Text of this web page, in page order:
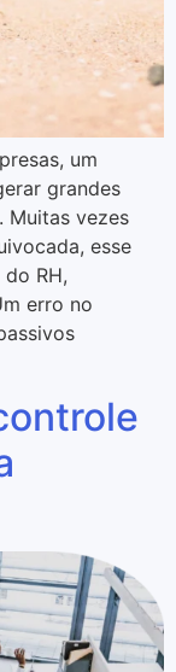
um
grandes
Muitas vezes
esse
RH,
erro no